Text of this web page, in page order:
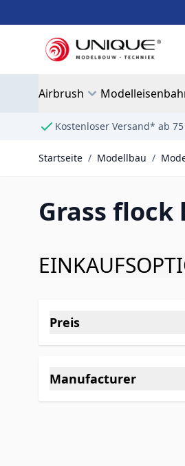
Airbrush
Kostenloser Versand* ab 75
Startseite / Modellbau /
Grass flock
Zur Produktliste
Preis
Filter
Manufacturer
Filter